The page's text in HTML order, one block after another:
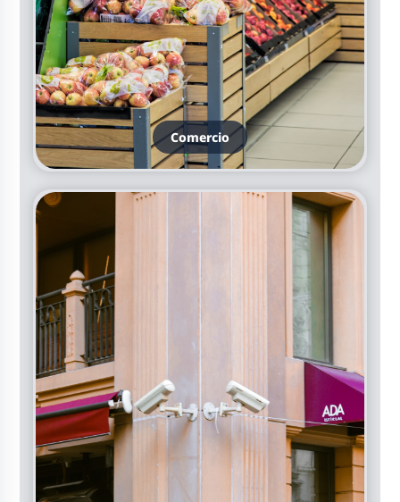
Comercio